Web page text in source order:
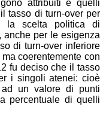
attribuiti e quelli
tasso di turn-over per
la scelta politica di
anche per le esigenza
di turn-over inferiore
coerentemente con
fu deciso che il tasso
i singoli atenei: cioè
ad un valore di punti
percentuale di quelli